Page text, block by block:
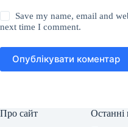
Save my name, email and
next time I comment.
Опублікувати коментар
Про сайт Останні